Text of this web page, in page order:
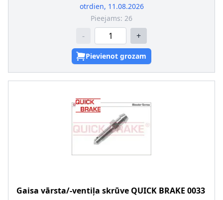
otrdien, 11.08.2026
Pieejams: 26
- +
Pievienot grozam
Gaisa vārsta/-ventiļa skrūve QUICK BRAKE 0033